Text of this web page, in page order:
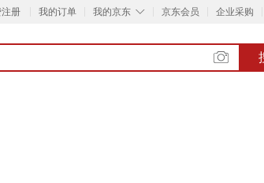
册 我的订单 ◇
我的京东 京东会员 企业采购